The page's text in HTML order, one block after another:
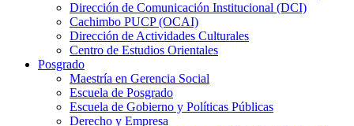
Dirección de Comunicación Institucional (DCI)
Cachimbo PUCP (OCAI)
Dirección de Actividades Culturales
Centro de Estudios Orientales
Posgrado
Maestría en Gerencia Social
Escuela de Posgrado
Escuela de Gobierno y Políticas Públicas
Derecho y Empresa